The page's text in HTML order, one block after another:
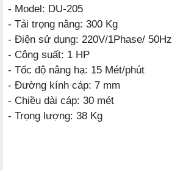
- Model: DU-205
- Tải trọng nâng: 300 Kg
- Điện sử dụng: 220V/1Phase/ 50Hz
- Công suất: 1 HP
- Tốc độ nâng hạ: 15 Mét/phút
- Đường kính cáp: 7 mm
- Chiều dài cáp: 30 mét
- Trọng lượng: 38 Kg